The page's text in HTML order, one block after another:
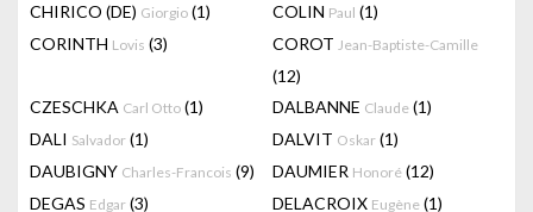
CHIRICO (DE) Giorgio (1) COLIN Paul (1)
CORINTH Lovis (3) COROT Jean-Baptiste-Camille
(12)
CZESCHKA Carl Otto (1) DALBANNE Claude (1)
DALI Salvador (1) DALVIT Oskar (1)
DAUBIGNY Charles-Francois (9) DAUMIER Honoré (12)
DEGAS Edgar (3) DELACROIX Eugène (1)